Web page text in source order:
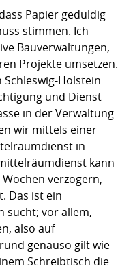
Papier geduldig
stimmen. Ich
Bauverwaltungen,
Projekte umsetzen.
Holstein
und Dienst
in der Verwaltung
wir mittels einer
in
kann
verzögern,
Das ist ein
sucht; vor allem,
also auf
genauso gilt wie
Schreibtisch die